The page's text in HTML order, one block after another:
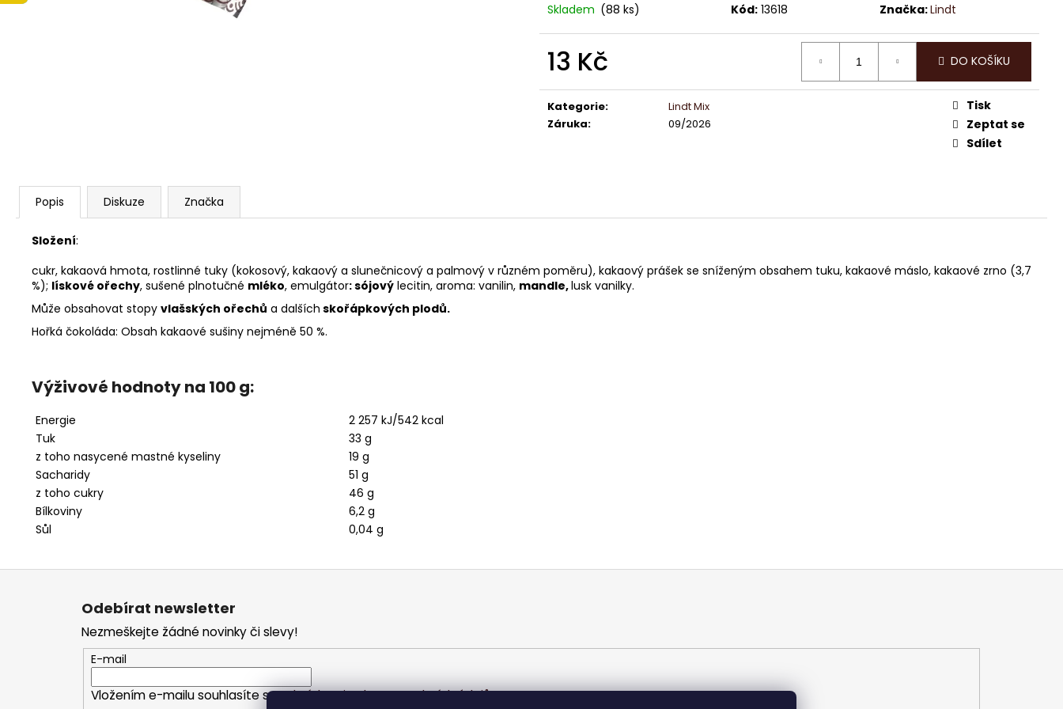
Skladem (88 ks) Kód: 13618 Značka:Lindt
13 Kč
cena:
DO KOŠÍKU
Kategorie:
Lindt Mix
Záruka: 09/2026
Tisk
Zeptat se
Sdílet
Popis Diskuze Značka
Složení:
cukr, kakaová hmota, rostlinné tuky (kokosový, kakaový a slunečnicový a palmový v různém poměru), kakaový prášek se sníženým obsahem tuku, kakaové máslo, kakaové zrno (3,7
%); lískové ořechy, sušené plnotučné mléko, emulgátor: sójový lecitin, aroma: vanilin, mandle,lusk vanilky.
Může obsahovat stopy vlašských ořechů a dalších skořápkových plodů.
Hořká čokoláda: Obsah kakaové sušiny nejméně 50 %.
Výživové hodnoty na 100 g:
Energie
2 257 kJ/542 kcal
Tuk
33 g
z toho nasycené mastné kyseliny
19 g
Sacharidy
51 g
z toho cukry
46 g
Bílkoviny
6,2 g
Sůl
0,04 g
LINDT LINDOR PRALINKY BÍLÁ ČOKOLÁDA
12,5G (8 KS 100G 104,-)(4 KS 50G 52,-)
LINDOR PRALINKY HOŘKÁ ČOKOLÁDA ČOKOLÁDKY LINDT EXCELLENCE 70%
KAKAA 5,5 G
5 Kč
Z
Odebírat newsletter
Nezmeškejte žádné novinky či slevy!
E-mail
Vložením e-mailu souhlasíte spodmínkami ochrany osobních údajů